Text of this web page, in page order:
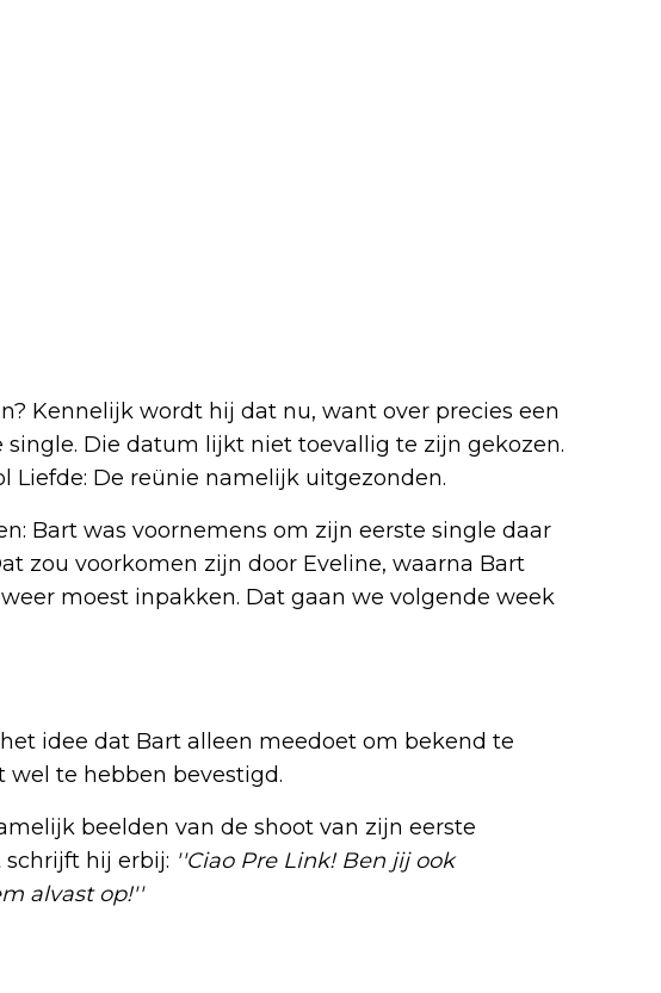
Kennelijk wordt hij dat nu, want over precies een
Die datum lijkt niet toevallig te zijn gekozen.
Liefde: De reünie namelijk uitgezonden.
Bart was voornemens om zijn eerste single daar
zou voorkomen zijn door Eveline, waarna Bart
moest inpakken. Dat gaan we volgende week
idee dat Bart alleen meedoet om bekend te
te hebben bevestigd.
beelden van de shoot van zijn eerste
hij erbij: ''Ciao Pre Link! Ben jij ook
alvast op!''